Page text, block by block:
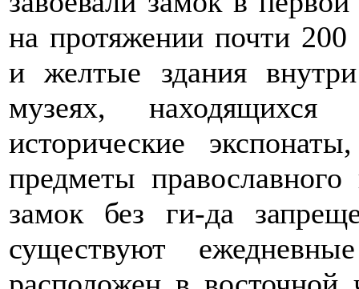
на протяжении почти
и желтые здания
музеях,
исторические
предметы
замок без ги-да
существуют